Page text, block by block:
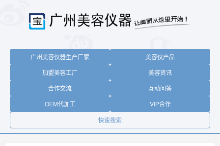
广州美容仪器生产厂家
美容仪产品
加盟美容工厂
美容资讯
合作交流
互动问答
OEM代加工
VIP合作
快速搜索